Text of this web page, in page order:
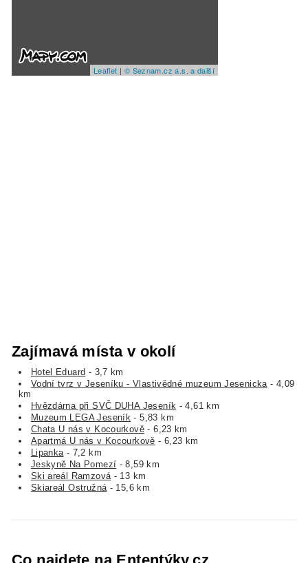
Leaflet | © Seznam.cz a.s. a další
Zajímavá místa v okolí
Hotel Eduard - 3,7 km
Vodní tvrz v Jeseníku - Vlastivědné muzeum Jesenicka - 4,09
km
Hvězdárna při SVČ DUHA Jeseník - 4,61 km
Muzeum LEGA Jeseník - 5,83 km
Chata U nás v Kocourkově - 6,23 km
Apartmá U nás v Kocourkově - 6,23 km
Lipanka - 7,2 km
Jeskyně Na Pomezí - 8,59 km
Ski areál Ramzová - 13 km
Skiareál Ostružná - 15,6 km